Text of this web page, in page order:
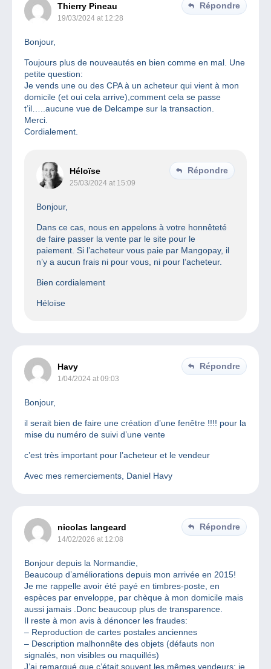
Thierry Pineau
19/03/2024 at 12:28
Répondre
Bonjour,
Toujours plus de nouveautés en bien comme en mal. Une
petite question:
Je vends une ou des CPA à un acheteur qui vient à mon
domicile (et oui cela arrive),comment cela se passe
t’il…..aucune vue de Delcampe sur la transaction.
Merci.
Cordialement.
Héloïse
25/03/2024 at 15:09
Répondre
Bonjour,
Dans ce cas, nous en appelons à votre honnêteté
de faire passer la vente par le site pour le
paiement. Si l’acheteur vous paie par Mangopay, il
n’y a aucun frais ni pour vous, ni pour l’acheteur.
Bien cordialement
Héloïse
Havy
1/04/2024 at 09:03
Répondre
Bonjour,
il serait bien de faire une création d’une fenêtre !!!! pour la
mise du numéro de suivi d’une vente
c’est très important pour l’acheteur et le vendeur
Avec mes remerciements, Daniel Havy
nicolas langeard
14/02/2026 at 12:08
Répondre
Bonjour depuis la Normandie,
Beaucoup d’améliorations depuis mon arrivée en 2015!
Je me rappelle avoir été payé en timbres-poste, en
espèces par enveloppe, par chèque à mon domicile mais
aussi jamais .Donc beaucoup plus de transparence.
Il reste à mon avis à dénoncer les fraudes:
– Reproduction de cartes postales anciennes
– Description malhonnête des objets (défauts non
signalés, non visibles ou maquillés)
J’ai remarqué que c’était souvent les mêmes vendeurs; je